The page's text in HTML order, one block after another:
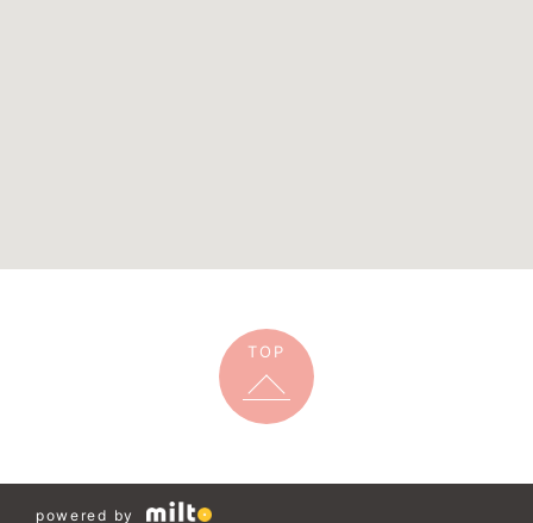
TOP
powered by